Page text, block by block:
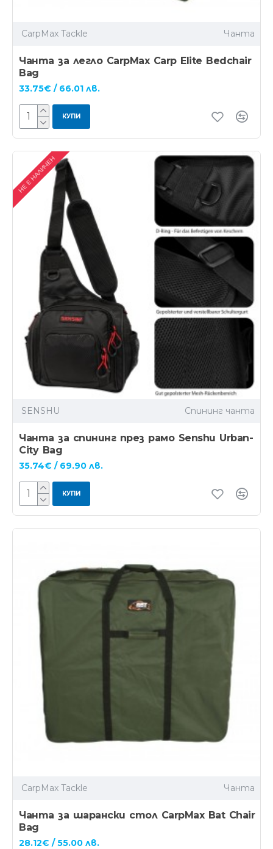
CarpMax Tackle Чанта
Чанта за легло CarpMax Carp Elite Bedchair
Bag
33.75€ / 66.01 лв.
КУПИ
НЕ Е НАЛИЧЕН
SENSHU Спининг чанта
Чанта за спининг през рамо Senshu Urban-
City Bag
35.74€ / 69.90 лв.
КУПИ
CarpMax Tackle Чанта
Чанта за шарански стол CarpMax Bat Chair
Bag
28.12€ / 55.00 лв.